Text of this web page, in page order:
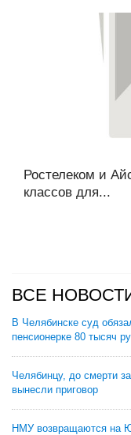
Ростелеком и
классов для...
ВСЕ
В Челябинске суд
пенсионерке 80 тысяч
Челябинцу, до смерти
вынесли приговор
НМУ возвращаются на